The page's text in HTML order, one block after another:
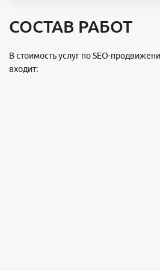
СОСТАВ РАБОТ
В стоимость услуг по SEO-
входит: